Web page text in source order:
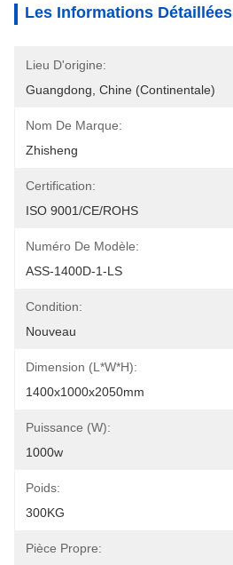
Les Informations Détaillées
Lieu D'origine:
Guangdong, Chine (continentale)
Nom De Marque:
Zhisheng
Certification:
ISO 9001/CE/ROHS
Numéro De Modèle:
ASS-1400D-1-LS
Condition:
Nouveau
Dimension (L*W*H):
1400x1000x2050mm
Puissance (W):
1000w
Poids:
300KG
Pièce Propre: